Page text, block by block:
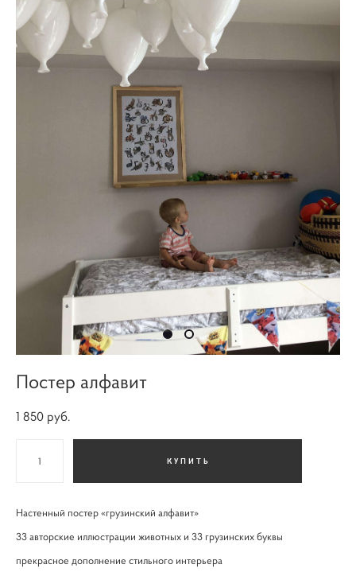
Постер алфавит
1 850 pуб.
КУПИТЬ
Настенный постер «грузинский алфавит»
33 авторские иллюстрации животных и 33 грузинских буквы
прекрасное дополнение стильного интерьера